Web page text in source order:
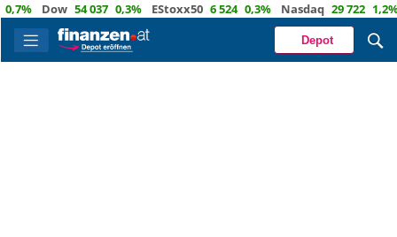
Dow 54 037 0,3% EStoxx50 6 524 0,3% Nasdaq 29 722 1,2% Öl
Depot